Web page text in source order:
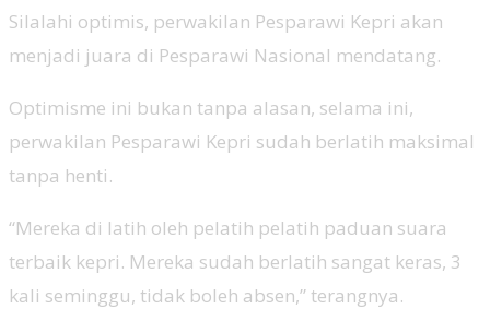
Silalahi optimis, perwakilan Pesparawi Kepri akan
menjadi juara di Pesparawi Nasional mendatang.
Optimisme ini bukan tanpa alasan, selama ini,
perwakilan Pesparawi Kepri sudah berlatih maksimal
tanpa henti.
“Mereka di latih oleh pelatih pelatih paduan suara
terbaik kepri. Mereka sudah berlatih sangat keras, 3
kali seminggu, tidak boleh absen,” terangnya.